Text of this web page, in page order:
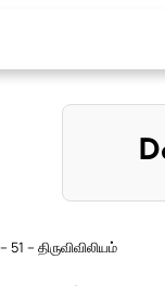
– திருவிவிலியம்